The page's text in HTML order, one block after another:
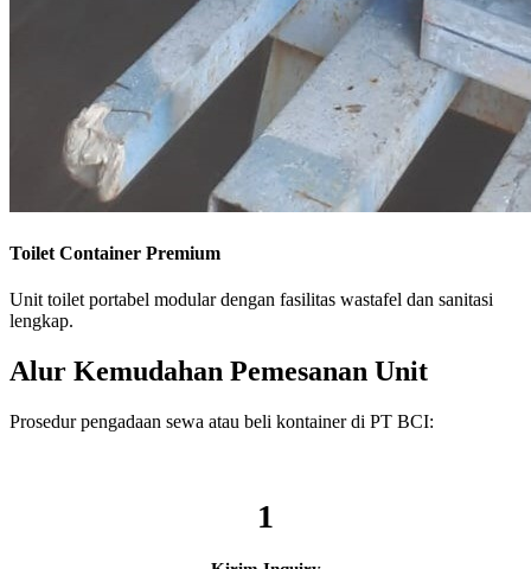
Toilet Container Premium
Unit toilet portabel modular dengan fasilitas wastafel dan sanitasi
lengkap.
Alur Kemudahan Pemesanan Unit
Prosedur pengadaan sewa atau beli kontainer di PT BCI:
1